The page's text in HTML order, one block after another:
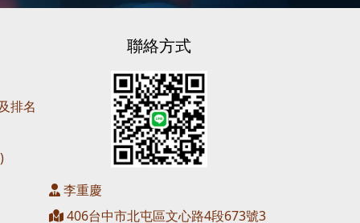
排名
聯絡方式
李重慶
406台中市北屯區文心路4段673號3